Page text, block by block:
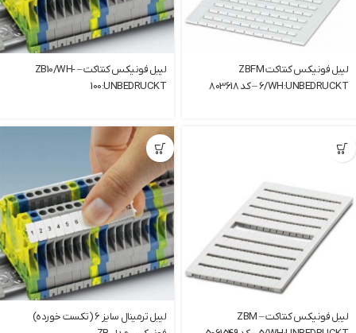
لیبل فونیکس کنتاکت ZBFM
6/WH:UNBEDRUCKT – کد 803618
لیبل فونیکس کنتاکت – ZB10/WH-
100:UNBEDRUCKT
لیبل فونیکس کنتاکت – ZBM
لیبل ترمینال سایز 6 (تکست خورده)